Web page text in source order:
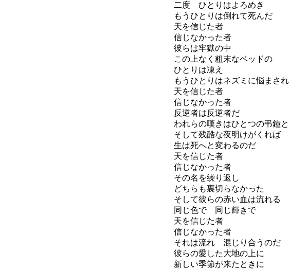
二度 ひとりはよろめき
もうひとりは倒れて死んだ
天を信じた者
信じなかった者
彼らは牢獄の中
この上なく粗末なベッドの
ひとりは凍え
もうひとりはネズミに悩まさ
天を信じた者
信じなかった者
反逆者は反逆者だ
われらの嘆きはひとつの弔鐘
そして残酷な夜明けがくれば
生は死へと変わるのだ
天を信じた者
信じなかった者
その名を繰り返し
どちらも裏切らなかった
そして彼らの赤い血は流れる
同じ色で 同じ輝きで
天を信じた者
信じなかった者
それは流れ 混じり合うのだ
彼らの愛した大地の上に
新しい季節が来たときに